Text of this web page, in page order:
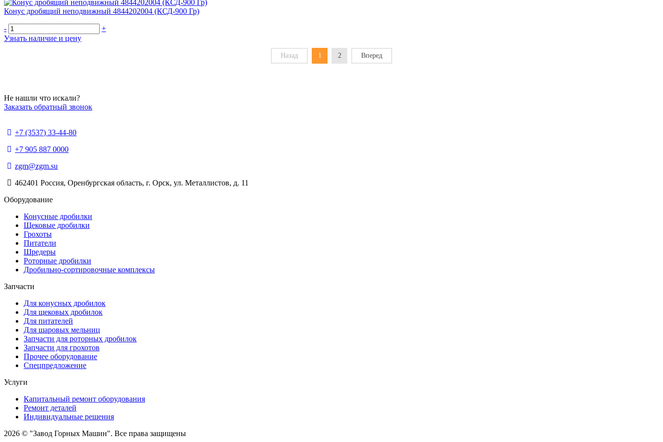
Конус дробящий неподвижный 4844202004 (КСД-900 Гр)
-
+
Узнать наличие и цену
Назад 1 2 Вперед
Не нашли что искали?
Заказать обратный звонок
+7 (3537) 33-44-80
+7 905 887 0000
zgm@zgm.su
462401 Россия, Оренбургская область, г. Орск, ул. Металлистов, д. 11
Оборудование
Конусные дробилки
Щековые дробилки
Грохоты
Питатели
Шредеры
Роторные дробилки
Дробильно-сортировочные комплексы
Запчасти
Для конусных дробилок
Для щековых дробилок
Для питателей
Для шаровых мельниц
Запчасти для роторных дробилок
Запчасти для грохотов
Прочее оборудование
Спецпредложение
Услуги
Капитальный ремонт оборудования
Ремонт деталей
Индивидуальные решения
2026 © "Завод Горных Машин". Все права защищены